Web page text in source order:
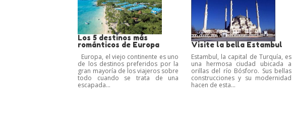
Los 5 destinos más
románticos de Europa
Europa, el viejo continente es uno
de los destinos preferidos por la
gran mayoría de los viajeros sobre
todo cuando se trata de una
escapada...
Visite la bella Estambul
Estambul, la capital de Turquía, es
una hermosa ciudad ubicada a
orillas del río Bósforo. Sus bellas
construcciones y su modernidad
hacen de esta...